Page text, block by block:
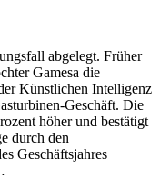
abgelegt. Früher
Gamesa die
Künstlichen Intelligenz
Geschäft. Die
höher und bestätigt
durch den
Geschäftsjahres